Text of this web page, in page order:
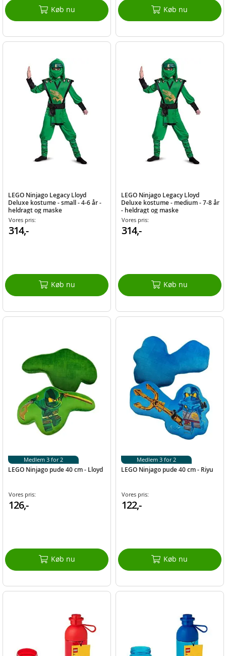
Køb nu Køb nu
LEGO Ninjago Legacy Lloyd
Deluxe kostume - small - 4-6 år -
heldragt og maske
Vores pris:
314,-
Køb nu
LEGO Ninjago Legacy Lloyd
Deluxe kostume - medium - 7-8 år
- heldragt og maske
Vores pris:
314,-
Køb nu
LEGO Ninjago pude 40 cm - Lloyd
Vores pris:
126,-
Køb nu
Medlem 3 for 2
LEGO Ninjago pude 40 cm - Riyu
Vores pris:
122,-
Køb nu
Medlem 3 for 2